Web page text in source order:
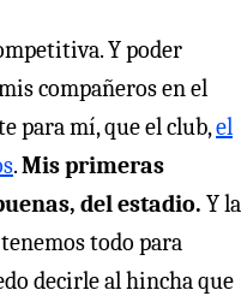
Y poder
compañeros en el
para mí, que el club,el
.Mis primeras
del estadio. Y la
todo para
decirle al hincha que